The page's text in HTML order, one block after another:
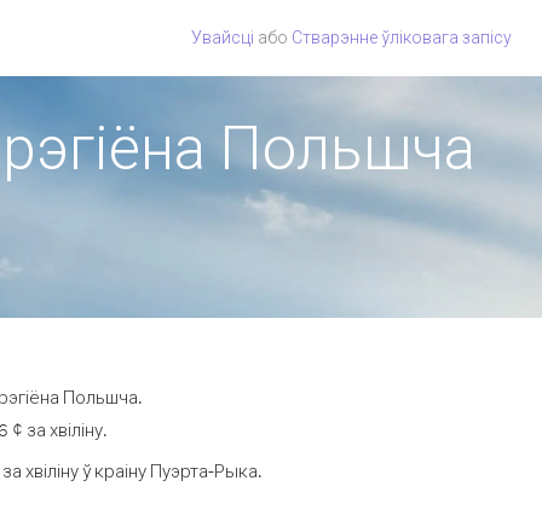
Увайсці або Стварэнне ўліковага запісу
Польшча
Польшча.
за хвіліну.
ў краіну Пуэрта-Рыка.